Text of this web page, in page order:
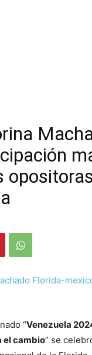
“Venezuela
el cambio” se